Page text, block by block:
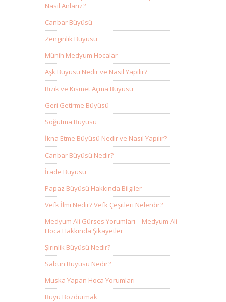
Nasıl Anlarız?
Canbar Büyüsü
Zenginlik Büyüsü
Münih Medyum Hocalar
Aşk Büyüsü Nedir ve Nasıl Yapılır?
Rızık ve Kısmet Açma Büyüsü
Geri Getirme Büyüsü
Soğutma Büyüsü
İkna Etme Büyüsü Nedir ve Nasıl Yapılır?
Canbar Büyüsü Nedir?
İrade Büyüsü
Papaz Büyüsü Hakkında Bilgiler
Vefk İlmi Nedir? Vefk Çeşitleri Nelerdir?
Medyum Ali Gürses Yorumları – Medyum Ali
Hoca Hakkında Şikayetler
Şirinlik Büyüsü Nedir?
Sabun Büyüsü Nedir?
Muska Yapan Hoca Yorumları
Büyü Bozdurmak